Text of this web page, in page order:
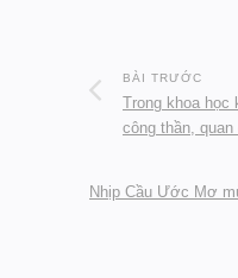
BÀI TRƯỚC
Trong khoa học
công thần,
Nhịp Cầu Ước Mơ